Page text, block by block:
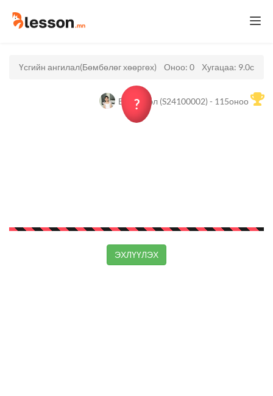
Үсгийн ангилал(Бөмбөлөг хөөргөх) Оноо: 0 Хугацаа: 9.0с
Б.Мишээл (S24100002) - 115оноо
?
ЭХЛҮҮЛЭХ